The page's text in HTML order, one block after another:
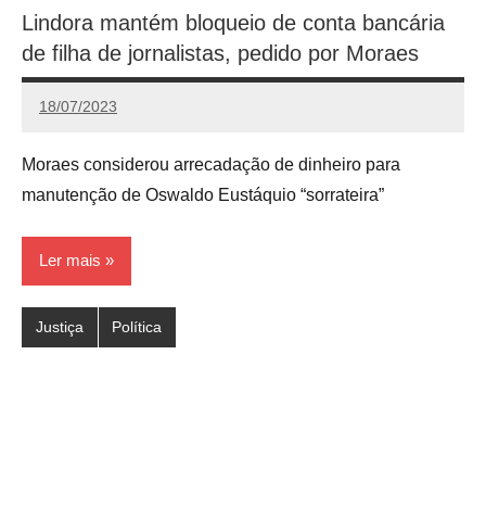
Lindora mantém bloqueio de conta bancária
de filha de jornalistas, pedido por Moraes
18/07/2023
Calango
Moraes considerou arrecadação de dinheiro para
manutenção de Oswaldo Eustáquio “sorrateira”
Ler mais
Justiça Política